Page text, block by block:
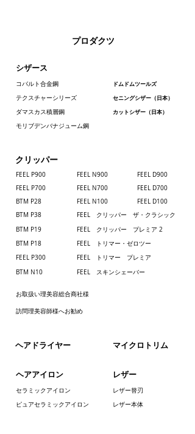
プロダクツ
シザース
コバルト合金鋼
テクスチャーシリーズ
ダマスカス積層鋼
ドムドムツールズ
セニングシザー（日本）
カットシザー（日本）
モリブデンバナジューム鋼
クリッパー
FEEL P900
FEEL P700
BTM P28
BTM P38
BTM P19
BTM P18
FEEL P300
BTM N10
FEEL N900
​FEEL N700
FEEL N100
FEEL D900
FEEL D700
FEEL D100
FEEL クリッパー ザ・クラシック
FEEL クリッパー プレミア 2
FEEL トリマー・ゼロツー
FEEL トリマー プレミア
FEEL スキンシェーバー
お取扱い理美容総合商社様
訪問理美容師様へお勧め
​ヘアドライヤー
ヘアアイロン
セラミックアイロン
ピュアセラミックアイロン
​マイクロトリム
レザー
レザー替刃
レザー本体